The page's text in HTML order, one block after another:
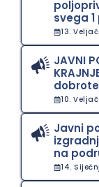
svega
13.
JAVNI
dobrote
10.
Javni
na
14.